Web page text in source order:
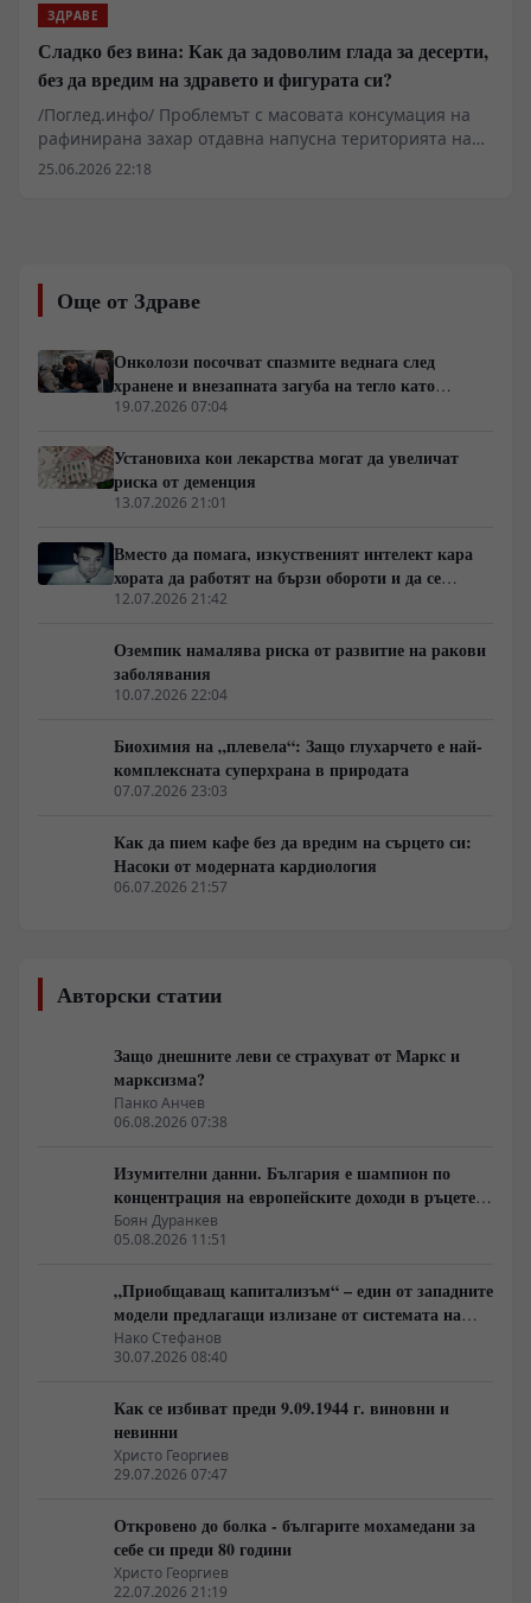
пациенти с предразположеност към Алцхаймер и
съдова деменция.
ЗДРАВЕ
Сладко без вина: Как да задоволим глада за десерти,
без да вредим на здравето и фигурата си?
/Поглед.инфо/ Проблемът с масовата консумация на
рафинирана захар отдавна напусна територията на
диетологията и се превърна в тежък
ос, транснационалните корпорации продължават да
поддържат логистичните вериги на евтините
затлъстяването, диабета тип 2 и срива в
работоспособността на населението, което натоварва
публичните финансови системи. В този контекст,
сблъсква с индустриален натиск, където пазарният
дял на рафинираните въглехидрати е защитен от
мащабни субсидии и агресивен маркетинг.
25.06.2026 22:18
Още от Здраве
Онколози посочват спазмите веднага след
хранене и внезапната загуба на тегло като
основни клинични сигнали за туморни процеси
19.07.2026 07:04
Установиха кои лекарства могат да увеличат
риска от деменция
13.07.2026 21:01
Вместо да помага, изкуственият интелект кара
хората да работят на бързи обороти и да се
скапват от умора
12.07.2026 21:42
Оземпик намалява риска от развитие на ракови
заболявания
10.07.2026 22:04
Биохимия на „плевела“: Защо глухарчето е най-
комплексната суперхрана в природата
07.07.2026 23:03
Как да пием кафе без да вредим на сърцето си:
Насоки от модерната кардиология
06.07.2026 21:57
Авторски статии
Защо днешните леви се страхуват от Маркс и
марксизма?
Панко Анчев
06.08.2026 07:38
Изумителни данни. България е шампион по
концентрация на европейските доходи в ръцете
на най-богатия 1%, надминава и САЩ
Боян Дуранкев
05.08.2026 11:51
„Приобщаващ капитализъм“ – един от западните
модели предлагащи излизане от системата на
неолиберализма
Нако Стефанов
30.07.2026 08:40
Как се избиват преди 9.09.1944 г. виновни и
невинни
Христо Георгиев
29.07.2026 07:47
Откровено до болка - българите мохамедани за
себе си преди 80 години
Христо Георгиев
22.07.2026 21:19